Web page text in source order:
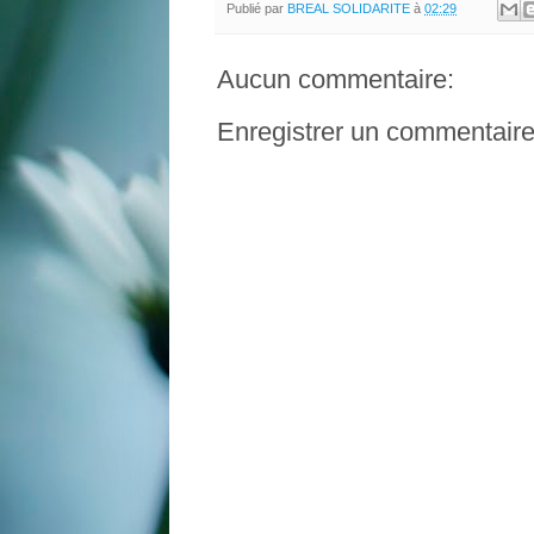
Publié par BREAL SOLIDARITE à 02:29
Aucun commentaire:
Enregistrer un commentaire